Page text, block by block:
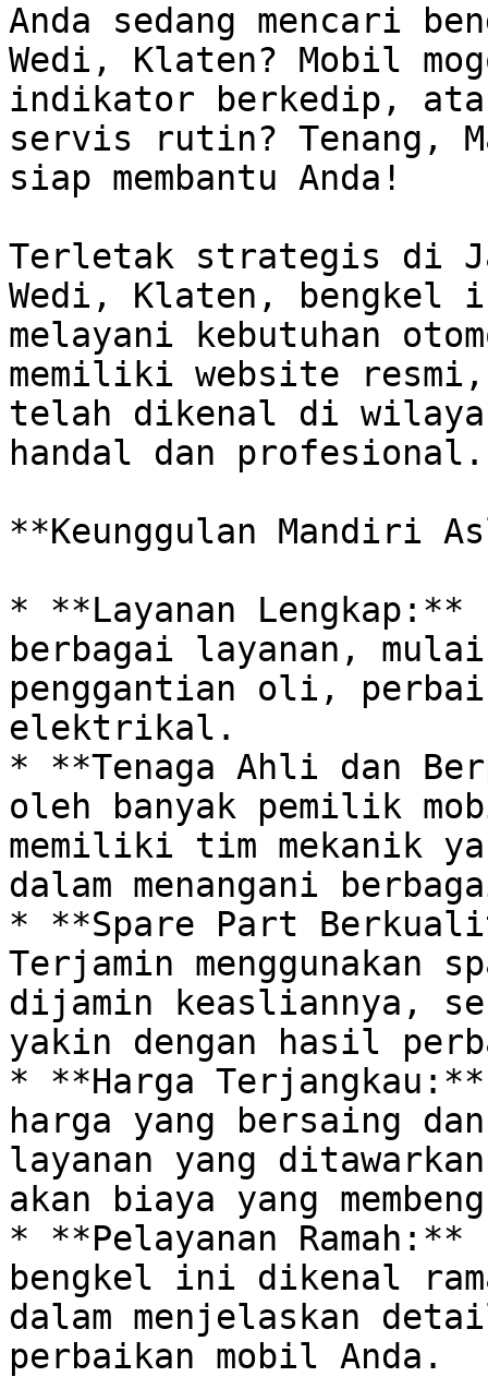
Anda sedang mencari
Wedi, Klaten? Mobil
indikator berkedip,
servis rutin? Tenang,
siap membantu Anda!
Terletak strategis di
Wedi, Klaten, bengkel
melayani kebutuhan
memiliki website
telah dikenal di
handal dan
**Keunggulan Mandiri
* **Layanan Lengkap:**
berbagai layanan,
penggantian oli,
elektrikal.
* **Tenaga Ahli dan
oleh banyak pemilik
memiliki tim mekanik
dalam menangani
* **Spare Part
Terjamin menggunakan
dijamin keasliannya,
yakin dengan hasil
* **Harga
harga yang bersaing
layanan yang
akan biaya yang
* **Pelayanan
bengkel ini dikenal
dalam menjelaskan
perbaikan mobil Anda.